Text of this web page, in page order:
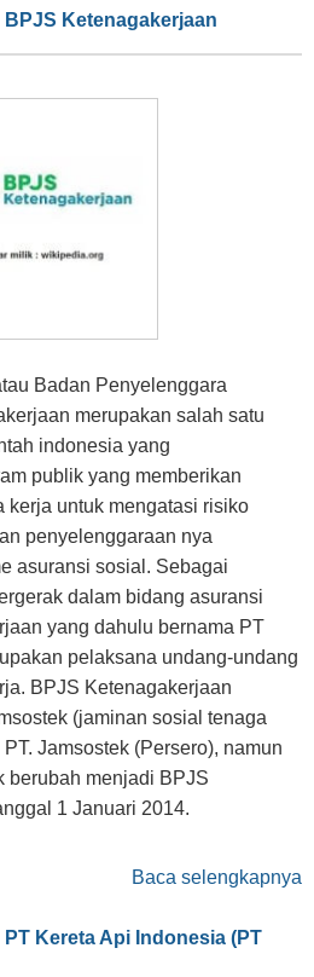
Ketenagakerjaan
Badan Penyelenggara
merupakan salah satu
indonesia yang
publik yang memberikan
kerja untuk mengatasi risiko
penyelenggaraan nya
asuransi sosial. Sebagai
dalam bidang asuransi
yang dahulu bernama PT
pelaksana undang-undang
BPJS Ketenagakerjaan
(jaminan sosial tenaga
Jamsostek (Persero), namun
berubah menjadi BPJS
1 Januari 2014.
Baca selengkapnya
Kereta Api Indonesia (PT